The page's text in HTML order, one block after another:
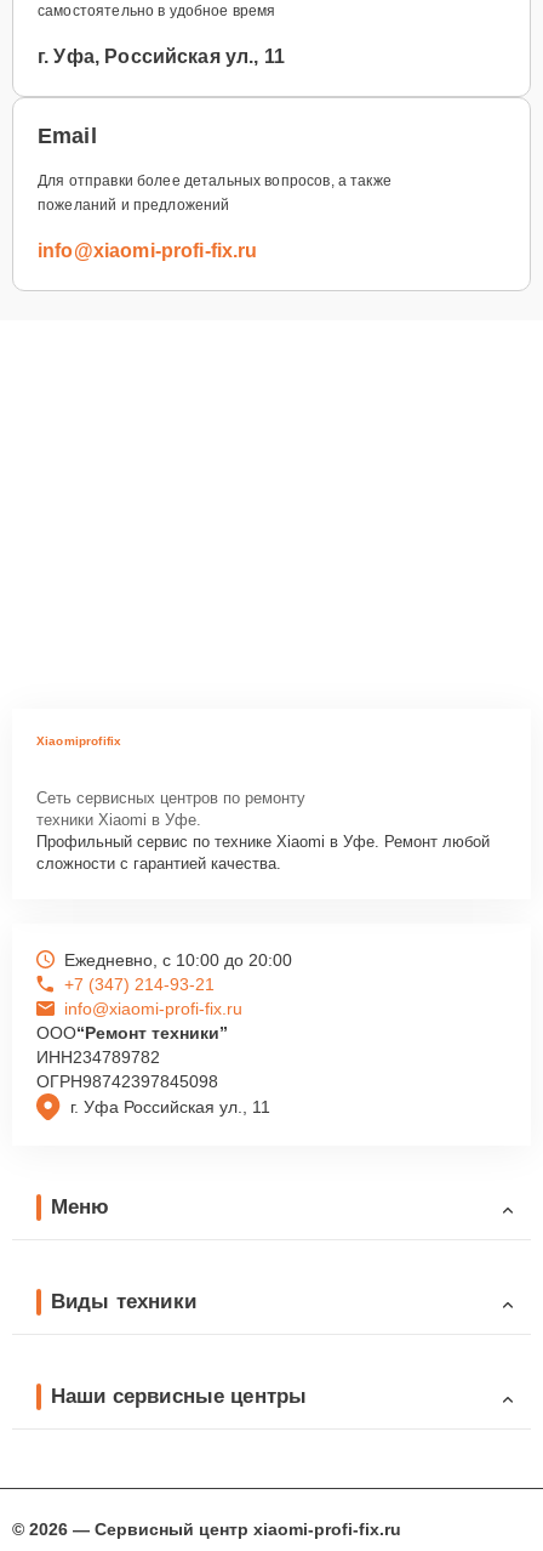
самостоятельно в удобное время
г. Уфа, Российская ул., 11
Email
Для отправки более детальных вопросов, а также
пожеланий и предложений
info@xiaomi-profi-fix.ru
Xiaomiprofifix
Сеть сервисных центров по ремонту
техники Xiaomi в Уфе.
Профильный сервис по технике Xiaomi в Уфе. Ремонт любой
сложности с гарантией качества.
г. Уфа Российская ул., 11
Ежедневно, с 10:00 до 20:00
+7 (347) 214-93-21
info@xiaomi-profi-fix.ru
ООО“Ремонт техники”
ИНН234789782
ОГРН98742397845098
Меню
Виды техники
Наши сервисные центры
© 2026 — Сервисный центр xiaomi-profi-fix.ru